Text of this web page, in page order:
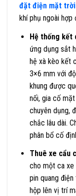
đặt điện mặt
khí phụ ngoài
Hệ thống kết
ứng dụng sắt
hệ xà kèo kết
3×6 mm với
khung được
nối, gia cố
chuyên dụng,
chắc lâu dài.
phân bổ cố
Thuê xe cẩu
cho một ca xe
pin quang
hộp lên vị trí